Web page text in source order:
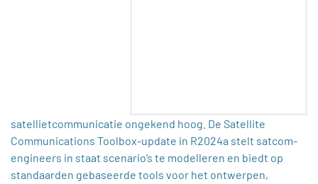
satellietcommunicatie ongekend hoog. De Satellite
Communications Toolbox-update in R2024a stelt satcom-
engineers in staat scenario’s te modelleren en biedt op
standaarden gebaseerde tools voor het ontwerpen,